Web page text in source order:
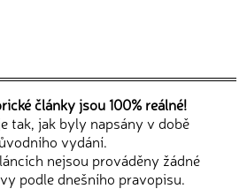
články jsou 100% reálné!
tak, jak byly napsány v době
vydání.
nejsou prováděny žádné
podle dnešního pravopisu.